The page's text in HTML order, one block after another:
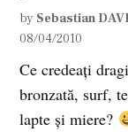
by Sebastian
08/04/2010
Ce credeaţi
bronzată, surf,
lapte şi miere?